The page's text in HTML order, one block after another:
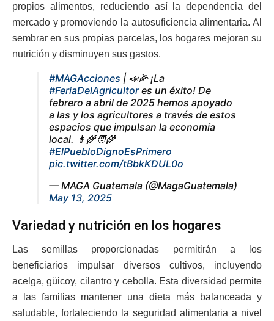
propios alimentos, reduciendo así la dependencia del
mercado y promoviendo la autosuficiencia alimentaria. Al
sembrar en sus propias parcelas, los hogares mejoran su
nutrición y disminuyen sus gastos.
#MAGAcciones | 📣🌽 ¡La
#FeriaDelAgricultores un éxito! De
febrero a abril de 2025 hemos apoyado
a las y los agricultores a través de estos
espacios que impulsan la economía
local. 👨‍🌾🧑‍🌾
#ElPuebloDignoEsPrimero
pic.twitter.com/tBbkKDUL0o
— MAGA Guatemala (@MagaGuatemala)
May 13, 2025
Variedad y nutrición en los hogares
Las semillas proporcionadas permitirán a los
beneficiarios impulsar diversos cultivos, incluyendo
acelga, güicoy, cilantro y cebolla. Esta diversidad permite
a las familias mantener una dieta más balanceada y
saludable, fortaleciendo la seguridad alimentaria a nivel